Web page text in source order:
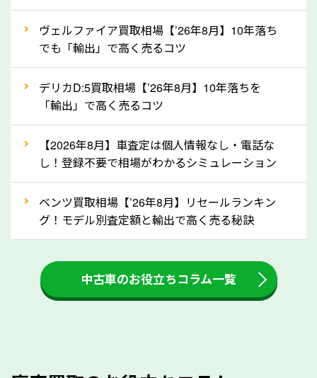
ってきます！
自動車税の還付金は、先に年払いしていた自動車税が
月割りで返還されるものです。ですから、自動車税の
還付金は早めに売却するほど多く還付されます。不要
な車は早めに廃車手続きをしたほうが良いでしょう。
③自動車税の還付金の扱いについて確認し
ましょう！
車を廃車にすると、自動車税の還付金を受け取ること
ができる場合があります。廃車買取業者の中には、還
付金をお客様に返還しない業者もあります。廃車査定
をする際には、自動車税の還付金の返還があるかどう
かを確認するようにしてください。長野県のソコカラ
ヴェルファイア買取相場【’26年8月】10年落ち
でも「輸出」で高く売るコツ
デリカD:5買取相場【’26年8月】10年落ちを
「輸出」で高く売るコツ
【2026年8月】車査定は個人情報なし・電話な
し！登録不要で相場がわかるシミュレーション
ベンツ買取相場【’26年8月】リセールランキン
グ！モデル別査定額と輸出で高く売る秘訣
中古車のお役立ちコラム一覧